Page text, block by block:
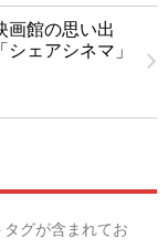
画館の思い出
ェアシネマ」
グが含まれてお